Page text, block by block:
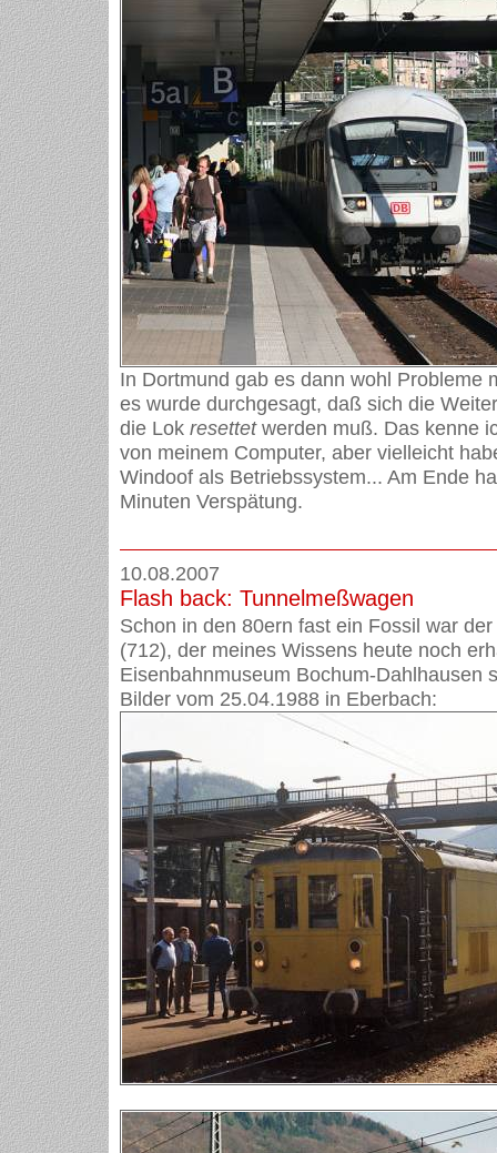
In Dortmund gab es dann wohl Probleme
es wurde durchgesagt, daß sich die
die Lok resettetwerden muß. Das kenne
von meinem Computer, aber vielleicht
Windoof als Betriebssystem... Am Ende
Minuten Verspätung.
10.08.2007
Flash back: Tunnelmeßwagen
Schon in den 80ern fast ein Fossil war
(712), der meines Wissens heute noch
Eisenbahnmuseum Bochum-Dahlhausen
Bilder vom 25.04.1988 in Eberbach: